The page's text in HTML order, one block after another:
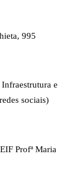
995
e
sociais)
Profª Maria